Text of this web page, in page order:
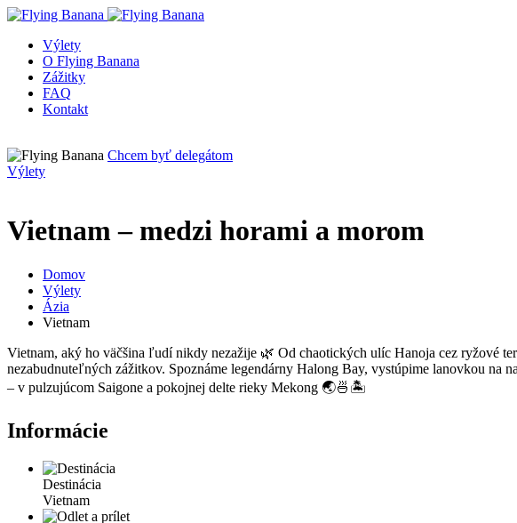
Výlety
O Flying Banana
Zážitky
FAQ
Kontakt
Chcem byť delegátom
Výlety
Vietnam – medzi horami a morom
Domov
Výlety
Ázia
Vietnam
Vietnam, aký ho väčšina ľudí nikdy nezažije 🌿 Od chaotických ulíc Hanoja cez ryžové
nezabudnuteľných zážitkov. Spoznáme legendárny Halong Bay, vystúpime lanovkou na
– v pulzujúcom Saigone a pokojnej delte rieky Mekong 🌏🍜🏝️
Informácie
Destinácia
Vietnam